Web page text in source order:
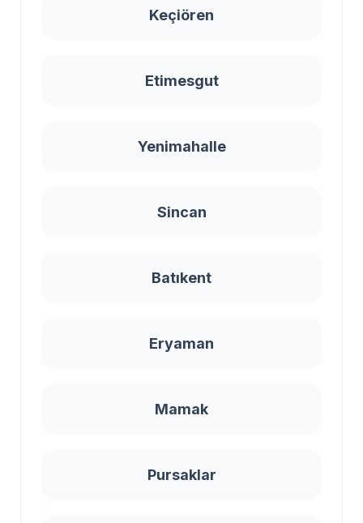
Keçiören
Etimesgut
Yenimahalle
Sincan
Batıkent
Eryaman
Mamak
Pursaklar